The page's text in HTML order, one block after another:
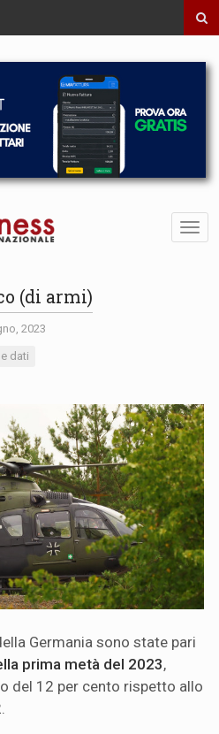
(di armi)
2023
dati
Germania sono state pari
prima metà del 2023,
del 12 per cento rispetto allo